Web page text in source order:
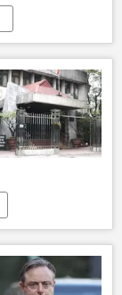
Cuộc gặp giữa Vladimir Putin và Donald Trump tại Alaska